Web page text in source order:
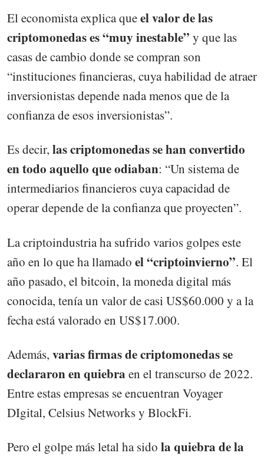
El economista explica queel valor de las
criptomonedas es “muy inestable” y que las
casas de cambio donde se compran son
“instituciones financieras, cuya habilidad de atraer
inversionistas depende nada menos que de la
confianza de esos inversionistas”.
Es decir, las criptomonedas se han convertido
en todo aquello que odiaban: “Un sistema de
intermediarios financieros cuya capacidad de
operar depende de la confianza que proyecten”.
La criptoindustria ha sufrido varios golpes este
año en lo que ha llamado el “criptoinvierno”. El
año pasado, el bitcoin, la moneda digital más
conocida, tenía un valor de casi US$60.000 y a la
fecha está valorado en US$17.000.
Además, varias firmas de criptomonedas se
declararon en quiebra en el transcurso de 2022.
Entre estas empresas se encuentran Voyager
DIgital, Celsius Networks y BlockFi.
Pero el golpe más letal ha sido la quiebra de la